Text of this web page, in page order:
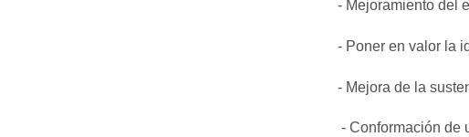
- Mejoramiento del
- Poner en valor la
- Mejora de la
- Conformación de